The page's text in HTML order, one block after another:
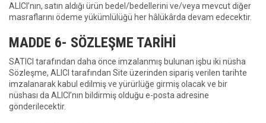
ALICI’nın, satın aldığı ürün bedel/bedellerini ve/veya mevcut diğer
masraflarını ödeme yükümlülüğü her hâlükârda devam edecektir.
MADDE 6- SÖZLEŞME TARİHİ
SATICI tarafından daha önce imzalanmış bulunan işbu iki nüsha
Sözleşme, ALICI tarafından Site üzerinden sipariş verilen tarihte
imzalanarak kabul edilmiş ve yürürlüğe girmiş olacak ve bir
nüshası da ALICI’nın bildirmiş olduğu e-posta adresine
gönderilecektir.